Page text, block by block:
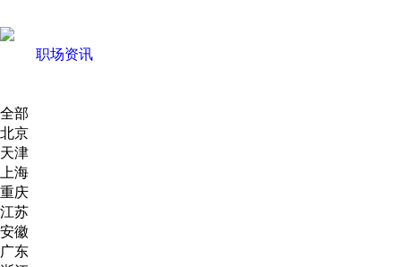
职场资讯
全部
北京
天津
上海
重庆
江苏
安徽
广东